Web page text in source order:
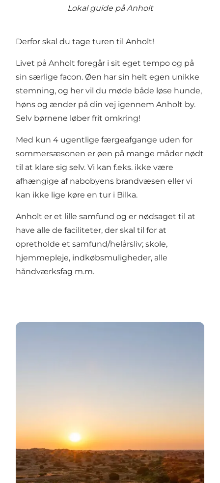
Lokal guide på Anholt
Derfor skal du tage turen til Anholt!
Livet på Anholt foregår i sit eget tempo og på
sin særlige facon. Øen har sin helt egen unikke
stemning, og her vil du møde både løse hunde,
høns og ænder på din vej igennem Anholt by.
Selv børnene løber frit omkring!
Med kun 4 ugentlige færgeafgange uden for
sommersæsonen er øen på mange måder nødt
til at klare sig selv. Vi kan f.eks. ikke være
afhængige af nabobyens brandvæsen eller vi
kan ikke lige køre en tur i Bilka.
Anholt er et lille samfund og er nødsaget til at
have alle de faciliteter, der skal til for at
opretholde et samfund/helårsliv; skole,
hjemmepleje, indkøbsmuligheder, alle
håndværksfag m.m.